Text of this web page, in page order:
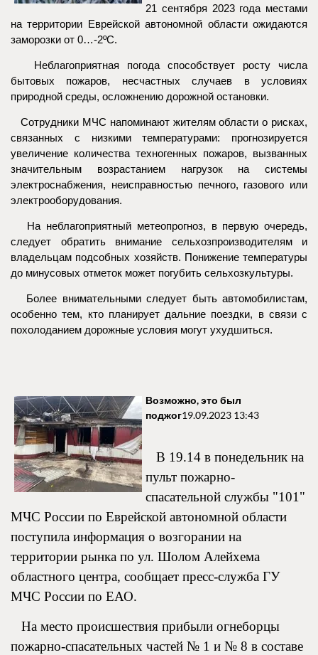
21 сентября 2023 года местами
на территории Еврейской автономной области ожидаются
заморозки от 0…-2ºС.
Неблагоприятная погода способствует росту числа
бытовых пожаров, несчастных случаев в условиях
природной среды, осложнению дорожной остановки.
Сотрудники МЧС напоминают жителям области о рисках,
связанных с низкими температурами: прогнозируется
увеличение количества техногенных пожаров, вызванных
значительным возрастанием нагрузок на системы
электроснабжения, неисправностью печного, газового или
электрооборудования.
На неблагоприятный метеопрогноз, в первую очередь,
следует обратить внимание сельхозпроизводителям и
владельцам подсобных хозяйств. Понижение температуры
до минусовых отметок может погубить сельхозкультуры.
Более внимательными следует быть автомобилистам,
особенно тем, кто планирует дальние поездки, в связи с
похолоданием дорожные условия могут ухудшиться.
Возможно, это был
поджог19.09.2023 13:43
В 19.14 в понедельник на
пульт пожарно-
спасательной службы "101"
МЧС России по Еврейской автономной области
поступила информация о возгорании на
территории рынка по ул. Шолом Алейхема
областного центра, сообщает пресс-служба ГУ
МЧС России по ЕАО.
На место происшествия прибыли огнеборцы
пожарно-спасательных частей № 1 и № 8 в составе